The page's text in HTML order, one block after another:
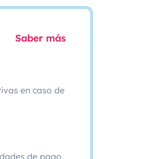
Saber más
en caso de
de pago